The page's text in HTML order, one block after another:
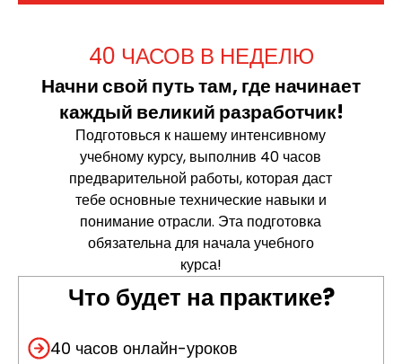
40 ЧАСОВ В НЕДЕЛЮ
Начни свой путь там, где начинает
каждый великий разработчик!​
Подготовься к нашему интенсивному
учебному курсу, выполнив 40 часов
предварительной работы, которая даст
тебе основные технические навыки и
понимание отрасли. Эта подготовка
обязательна для начала учебного
курса!
Что будет на практике?
40 часов онлайн-уроков